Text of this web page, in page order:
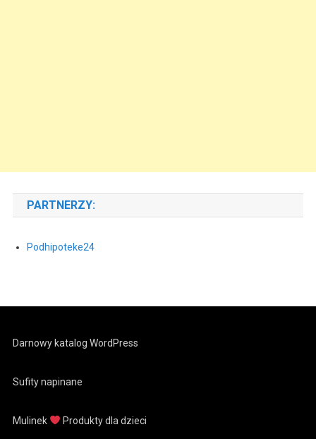
PARTNERZY:
Podhipoteke24
Darnowy katalog WordPress
Sufity napinane
Mulinek Produkty dla dzieci